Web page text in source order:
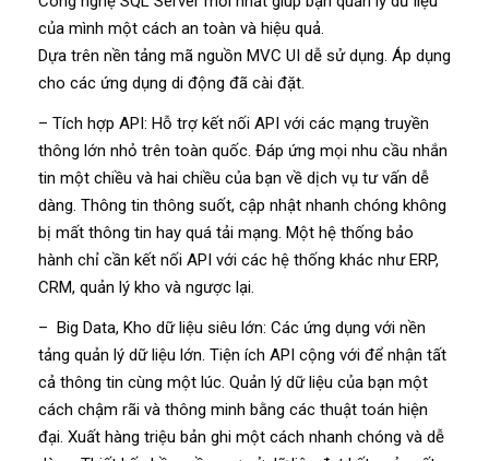
của mình một cách an toàn và hiệu quả.
Dựa trên nền tảng mã nguồn MVC UI dễ sử dụng. Áp dụng
cho các ứng dụng di động đã cài đặt.
– Tích hợp API: Hỗ trợ kết nối API với các mạng truyền
thông lớn nhỏ trên toàn quốc. Đáp ứng mọi nhu cầu nhắn
tin một chiều và hai chiều của bạn về dịch vụ tư vấn dễ
dàng. Thông tin thông suốt, cập nhật nhanh chóng không
bị mất thông tin hay quá tải mạng. Một hệ thống bảo
hành chỉ cần kết nối API với các hệ thống khác như ERP,
CRM, quản lý kho và ngược lại.
– Big Data, Kho dữ liệu siêu lớn: Các ứng dụng với nền
tảng quản lý dữ liệu lớn. Tiện ích API cộng với để nhận tất
cả thông tin cùng một lúc. Quản lý dữ liệu của bạn một
cách chậm rãi và thông minh bằng các thuật toán hiện
đại. Xuất hàng triệu bản ghi một cách nhanh chóng và dễ